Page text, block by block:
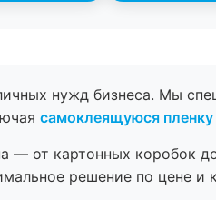
нужд бизнеса. Мы
самоклеящуюся пленку
— от картонных коробок
решение по цене и